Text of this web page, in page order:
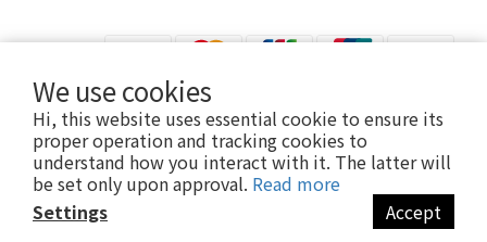
We use cookies
Hi, this website uses essential cookie to ensure its
proper operation and tracking cookies to
understand how you interact with it. The latter will
be set only upon approval. Read more
Settings
Accept
提醒您，我們不會以電話或簡訊方式通知變更付款方式。
Copyright© [2024][小薇花藝工坊]